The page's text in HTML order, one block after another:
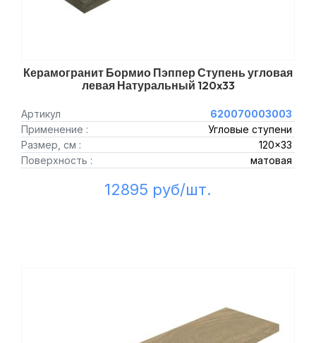
Керамогранит Бормио Пэппер Ступень угловая
левая Натуральный 120x33
Артикул
620070003003
Применение :
Угловые ступени
Размер, см :
120x33
Поверхность :
матовая
12895 руб/шт.